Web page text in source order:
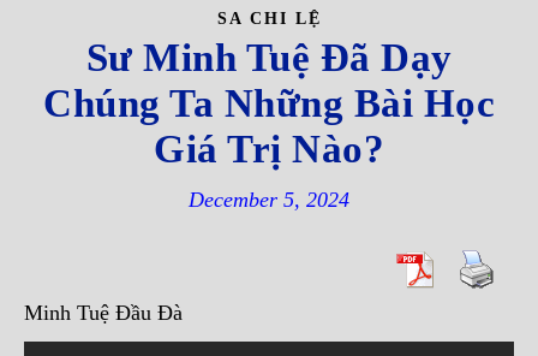
SA CHI LỆ
Sư Minh Tuệ Đã Dạy
Chúng Ta Những Bài Học
Giá Trị Nào?
December 5, 2024
Minh Tuệ Đầu Đà